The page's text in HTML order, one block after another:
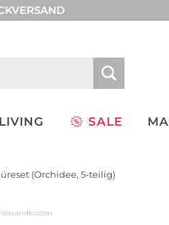
SALE
(Orchidee, 5-teilig)
Versandkosten